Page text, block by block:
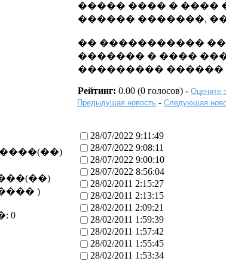
)
0
����� ���� � ����
������ �������,
�� �����������
������� � ����
��������� ������
Рейтинг: 0.00 (0 голосов) - Оцените
Предыдущая новость - Следующая
28/07/2022 9:11:49
28/07/2022 9:08:11
28/07/2022 9:00:10
28/07/2022 8:56:04
28/02/2011 2:15:27
28/02/2011 2:13:15
28/02/2011 2:09:21
28/02/2011 1:59:39
28/02/2011 1:57:42
28/02/2011 1:55:45
28/02/2011 1:53:34